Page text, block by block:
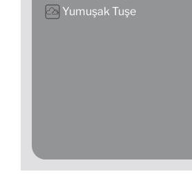
Yumuşak Tuşe